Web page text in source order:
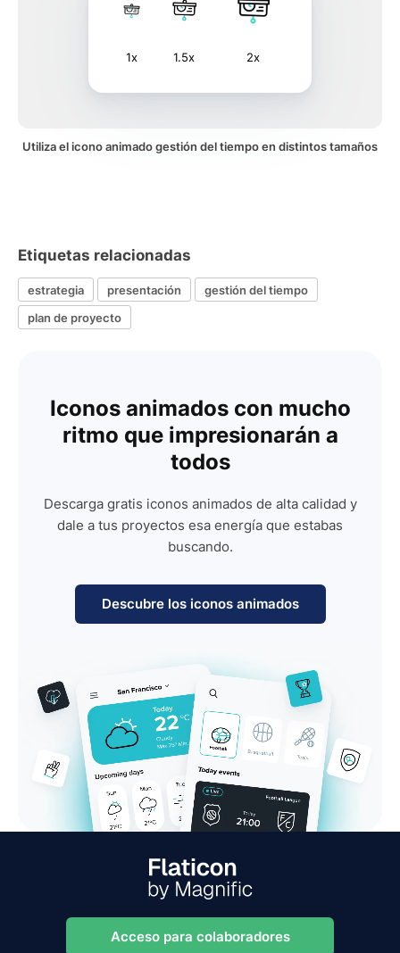
1x 1.5x 2x
Utiliza el icono animado gestión del tiempo en distintos tamaños
Etiquetas relacionadas
estrategia presentación
gestión del tiempo
plan de proyecto
Iconos animados con mucho
ritmo que impresionarán a
todos
Descarga gratis iconos animados de alta calidad y
dale a tus proyectos esa energía que estabas
buscando.
Descubre los iconos animados
Acceso para colaboradores